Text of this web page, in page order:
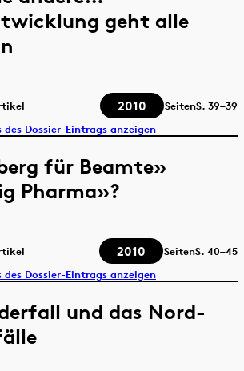
geht alle
2010 SeitenS. 39–39
Dossier-Eintrags anzeigen
für Beamte»
Pharma»?
2010 SeitenS. 40–45
Dossier-Eintrags anzeigen
und das Nord-